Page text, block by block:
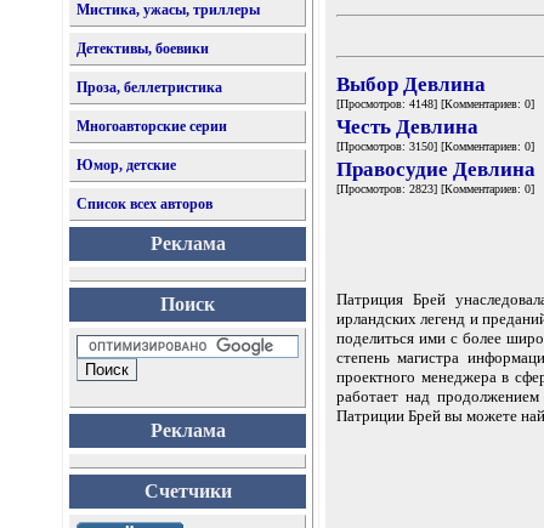
Мистика, ужасы, триллеры
Детективы, боевики
Проза, беллетристика
Многоавторские серии
Юмор, детские
Список всех авторов
Реклама
Поиск
Реклама
Счетчики
Выбор Девлина
[Просмотров: 4148] [Комментариев: 0]
Честь Девлина
[Просмотров: 3150] [Комментариев: 0]
Правосудие Девлина
[Просмотров: 2823] [Комментариев: 0]
Патриция Брей
ирландских легенд и
поделиться ими с более
степень магистра
проектного менеджера в
работает над
Патриции Брей вы можете